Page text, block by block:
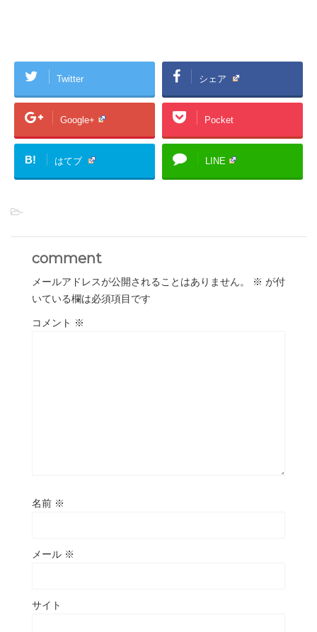
Twitter シェア
Google+ Pocket
B! はてブ LINE
-
comment
メールアドレスが公開されることはありません。 ※ が付
いている欄は必須項目です
コメント ※
名前 ※
メール ※
サイト